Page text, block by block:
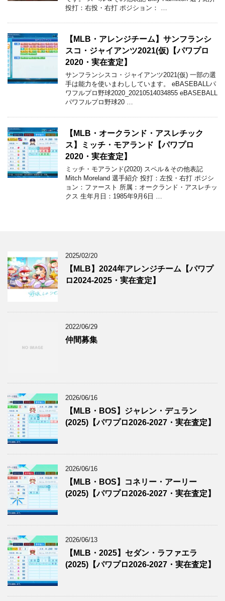
投打：右投・右打 ポジション： …
【MLB・アレンジチーム】サンフランシ
スコ・ジャイアンツ2021(仮)【パワプロ
2020・実在査定】
サンフランシスコ・ジャイアンツ2021(仮) 一部の選
手は能力を使いまわししています。 eBASEBALLパ
ワフルプロ野球2020_20210514034855 eBASEBALL
パワフルプロ野球20 …
【MLB・オークランド・アスレチック
ス】ミッチ・モアランド【パワプロ
2020・実在査定】
ミッチ・モアランド(2020) スペル＆その他表記
Mitch Moreland 選手紹介 投打：左投・右打 ポジシ
ョン：ファースト 所属：オークランド・アスレチッ
クス 生年月日：1985年9月6日 …
2025/02/20
【MLB】2024年アレンジチーム【パワプ
ロ2024-2025・実在査定】
2022/06/29
仲間募集
2026/06/16
【MLB・BOS】ジャレン・デュラン
(2025)【パワプロ2026-2027・実在査定】
2026/06/16
【MLB・BOS】コネリー・アーリー
(2025)【パワプロ2026-2027・実在査定】
2026/06/13
【MLB・2025】セダン・ラファエラ
(2025)【パワプロ2026-2027・実在査定】